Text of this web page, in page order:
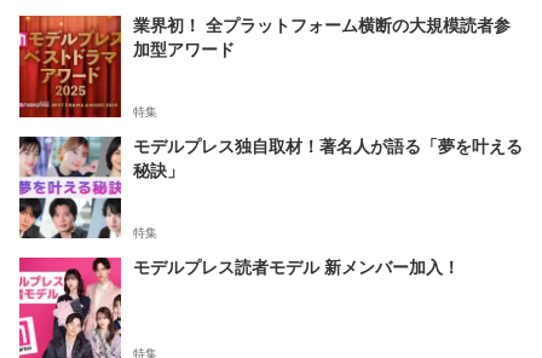
業界初！ 全プラットフォーム横断の大規模読者参
加型アワード
特集
モデルプレス独自取材！著名人が語る「夢を叶える
秘訣」
特集
モデルプレス読者モデル 新メンバー加入！
特集